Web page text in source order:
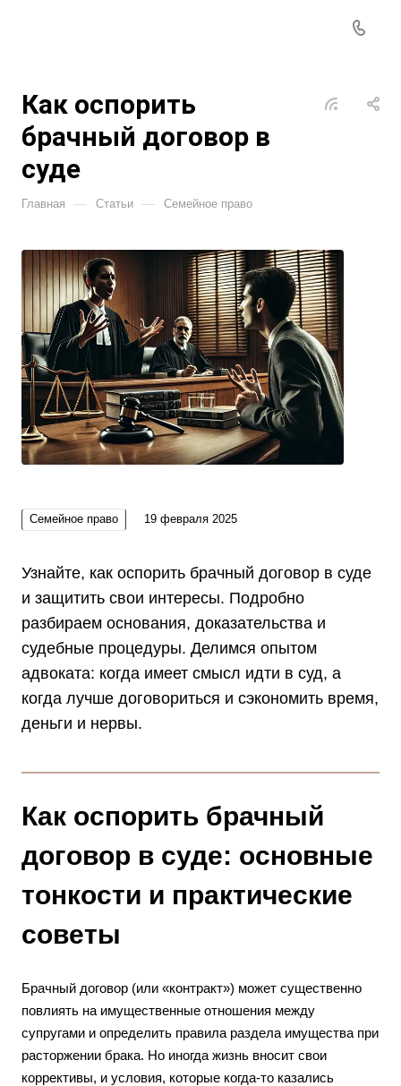
Как оспорить
брачный договор в
суде
Главная — Статьи — Семейное право
Семейное право 19 февраля 2025
Узнайте, как оспорить брачный договор в суде
и защитить свои интересы. Подробно
разбираем основания, доказательства и
судебные процедуры. Делимся опытом
адвоката: когда имеет смысл идти в суд, а
когда лучше договориться и сэкономить время,
деньги и нервы.
Как оспорить брачный
договор в суде: основные
тонкости и практические
советы
Брачный договор (или «контракт») может существенно
повлиять на имущественные отношения между
супругами и определить правила раздела имущества при
расторжении брака. Но иногда жизнь вносит свои
коррективы, и условия, которые когда-то казались